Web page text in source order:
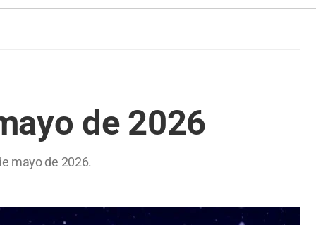
de 2026
mayo de 2026.